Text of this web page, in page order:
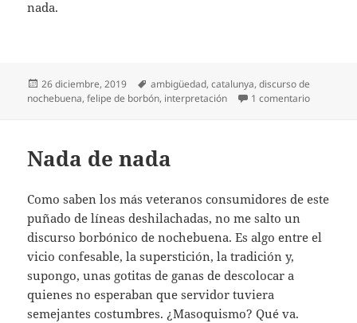
nada.
Publicado
el
26 diciembre, 2019 Etiquetas
ambigüedad,catalunya,discurso de
nochebuena,felipe de borbón, interpretación 1 comentarioen
Nada de nada
Como saben los más veteranos consumidores de este
puñado de líneas deshilachadas, no me salto un
discurso borbónico de nochebuena. Es algo entre el
vicio confesable, la superstición, la tradición y,
supongo, unas gotitas de ganas de descolocar a
quienes no esperaban que servidor tuviera
semejantes costumbres. ¿Masoquismo? Qué va.